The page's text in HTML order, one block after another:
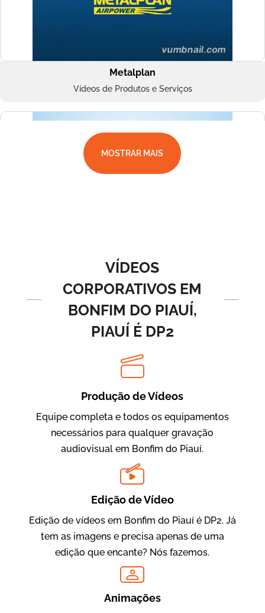
Metalplan
Vídeos de Produtos e Serviços
BRF Parceiros
Vídeos de Integração e Segurança
Vídeo Institucional
MOSTRAR MAIS
VÍDEOS
CORPORATIVOS EM
BONFIM DO PIAUÍ,
PIAUÍ É DP2
Produção de Vídeos
Equipe completa e todos os equipamentos
necessários para qualquer gravação
audiovisual em Bonfim do Piauí.
Edição de Vídeo
Edição de vídeos em Bonfim do Piauí é DP2. Já
tem as imagens e precisa apenas de uma
edição que encante? Nós fazemos.
Animações